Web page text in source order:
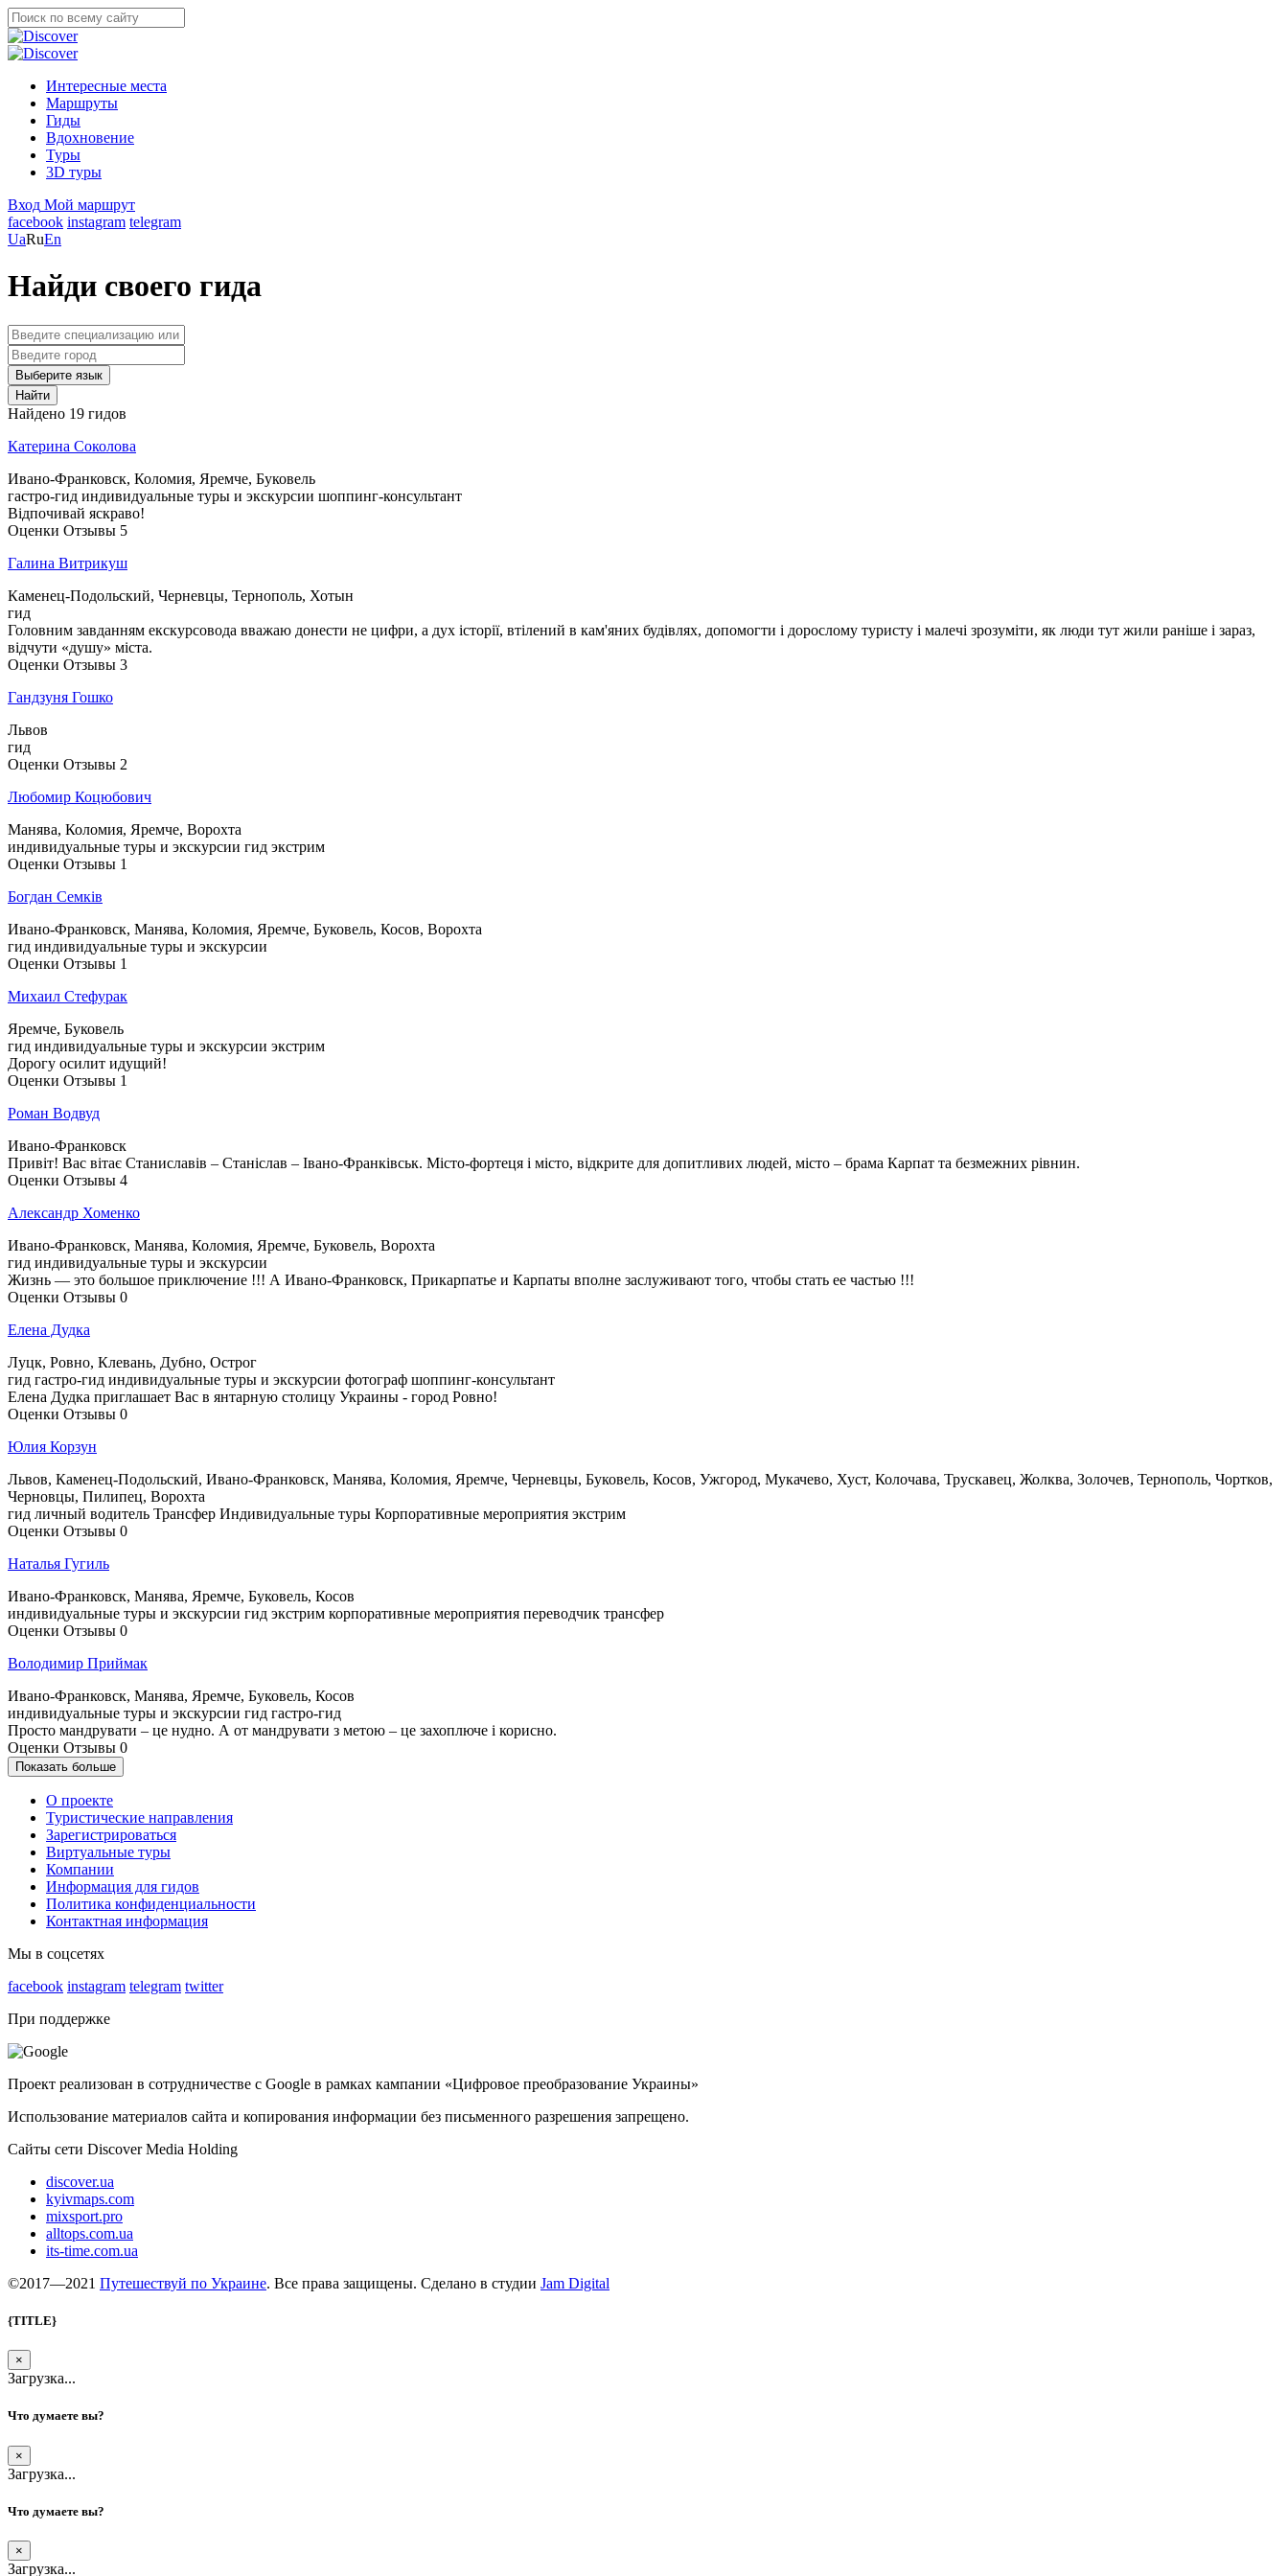
Интересные места
Маршруты
Гиды
Вдохновение
Туры
3D туры
Вход Мой маршрут
facebook instagram telegram
UaRuEn
Найди своего гида
Выберите язык
Найти
Найдено 19 гидов
Катерина Соколова
Ивано-Франковск, Коломия, Яремче, Буковель
гастро-гид индивидуальные туры и экскурсии шоппинг-консультант
Відпочивай яскраво!
Оценки Отзывы 5
Галина Витрикуш
Каменец-Подольский, Черневцы, Тернополь, Хотын
гид
Головним завданням екскурсовода вважаю донести не цифри, а дух історії, втілений в кам'яних будівлях, допомогти і дорослому туристу і малечі зрозуміти, як люди тут жили раніше і зараз,
відчути «душу» міста.
Оценки Отзывы 3
Гандзуня Гошко
Львов
гид
Оценки Отзывы 2
Любомир Коцюбович
Манява, Коломия, Яремче, Ворохта
индивидуальные туры и экскурсии гид экстрим
Оценки Отзывы 1
Богдан Семків
Ивано-Франковск, Манява, Коломия, Яремче, Буковель, Косoв, Ворохта
гид индивидуальные туры и экскурсии
Оценки Отзывы 1
Михаил Стефурак
Яремче, Буковель
гид индивидуальные туры и экскурсии экстрим
Дорогу осилит идущий!
Оценки Отзывы 1
Роман Водвуд
Ивано-Франковск
Привіт! Вас вітає Станиславів – Станіслав – Івано-Франківськ. Місто-фортеця і місто, відкрите для допитливих людей, місто – брама Карпат та безмежних рівнин.
Оценки Отзывы 4
Александр Хоменко
Ивано-Франковск, Манява, Коломия, Яремче, Буковель, Ворохта
гид индивидуальные туры и экскурсии
Жизнь — это большое приключение !!! А Ивано-Франковск, Прикарпатье и Карпаты вполне заслуживают того, чтобы стать ее частью !!!
Оценки Отзывы 0
Елена Дудка
Луцк, Ровно, Клевань, Дубно, Острог
гид гастро-гид индивидуальные туры и экскурсии фотограф шоппинг-консультант
Елена Дудка приглашает Вас в янтарную столицу Украины - город Ровно!
Оценки Отзывы 0
Юлия Корзун
Львов, Каменец-Подольский, Ивано-Франковск, Манява, Коломия, Яремче, Черневцы, Буковель, Косoв, Ужгород, Мукачево, Хуст, Колочава, Трускавец, Жолква, Золочев, Тернополь, Чортков,
Черновцы, Пилипец, Ворохта
гид личный водитель Трансфер Индивидуальные туры Корпоративные мероприятия экстрим
Оценки Отзывы 0
Наталья Гугиль
Ивано-Франковск, Манява, Яремче, Буковель, Косoв
индивидуальные туры и экскурсии гид экстрим корпоративные мероприятия переводчик трансфер
Оценки Отзывы 0
Володимир Приймак
Ивано-Франковск, Манява, Яремче, Буковель, Косoв
индивидуальные туры и экскурсии гид гастро-гид
Просто мандрувати – це нудно. А от мандрувати з метою – це захоплюче і корисно.
Оценки Отзывы 0
Показать больше
О проекте
Туристические направления
Зарегистрироваться
Виртуальные туры
Компании
Информация для гидов
Политика конфиденциальности
Контактная информация
Мы в соцсетях
facebook instagram telegram twitter
При поддержке
Проект реализован в сотрудничестве с Google в рамках кампании «Цифровое преобразование Украины»
Использование материалов сайта и копирования информации без письменного разрешения запрещено.
Сайты сети Discover Media Holding
discover.ua
kyivmaps.com
mixsport.pro
alltops.com.ua
its-time.com.ua
©2017—2021 Путешествуй по Украине. Все права защищены. Сделано в студии Jam Digital
{TITLE}
×
Загрузка...
Что думаете вы?
×
Загрузка...
Что думаете вы?
×
Загрузка...